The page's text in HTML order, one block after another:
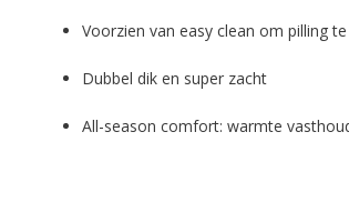
Voorzien van easy clean om pilling
Dubbel dik en super zacht
All-season comfort: warmte